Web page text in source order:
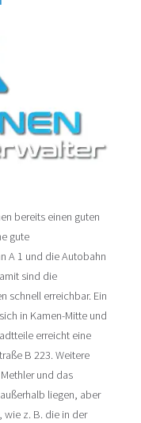
bereits einen guten
gute
A 1 und die Autobahn
sind die
schnell erreichbar. Ein
in Kamen-Mitte und
erreicht eine
B 223. Weitere
und das
liegen, aber
wie z. B. die in der